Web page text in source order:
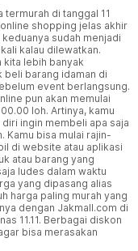
termurah di tanggal 11
shopping jelas akhir
keduanya sudah menjadi
kalau dilewatkan.
kita lebih banyak
beli barang idaman di
event berlangsung.
pun akan memulai
loh. Artinya, kamu
ingin membeli apa saja
Kamu bisa mulai rajin-
di website atau aplikasi
atau barang yang
ludes dalam waktu
yang dipasang alias
harga paling murah yang
dengan Jakmall.com di
11.11. Berbagai diskon
bisa merasakan